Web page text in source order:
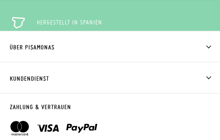
HERGESTELLT IN SPANIEN
ÜBER PISAMONAS
PISAMONAS CLUB
RECHTSHINWEISE
SALE
KUNDENDIENST
RETOURE BEANTRAGEN
KONTAKT
ÖFFNUNGSZEITEN
ZAHLUNG & VERTRAUEN